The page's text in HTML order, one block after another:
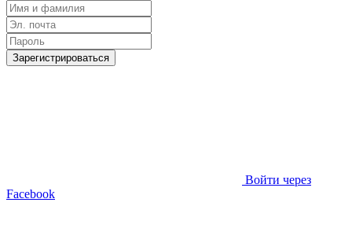
Зарегистрироваться
Войти через
Facebook